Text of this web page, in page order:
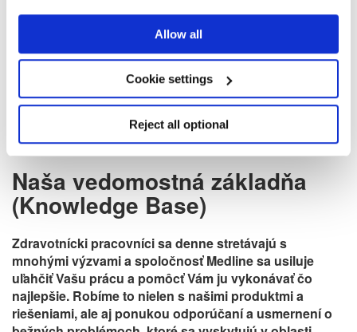
Allow all
Cookie settings
Reject all optional
Holandský katalóg
Naša vedomostná základňa
(Knowledge Base)
Zdravotnícki pracovníci sa denne stretávajú s
mnohými výzvami a spoločnosť Medline sa usiluje
uľahčiť Vašu prácu a pomôcť Vám ju vykonávať čo
najlepšie. Robíme to nielen s našimi produktmi a
riešeniami, ale aj ponukou odporúčaní a usmernení o